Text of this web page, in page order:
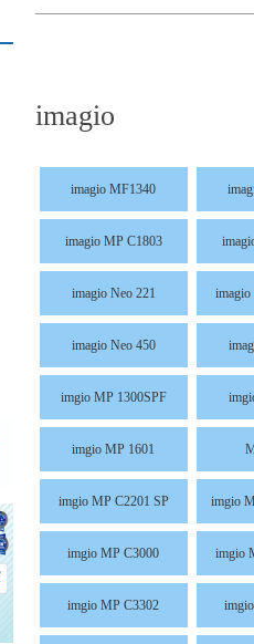
imagio
imagio MF1340
imagio MP C1803
imagio Neo 221 imagio
imagio Neo 450
imgio MP 1300SPF
imgio MP 1601
imgio MP C2201 SP imgio
imgio MP C3000 imgio
imgio MP C3302